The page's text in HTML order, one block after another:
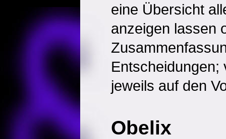
eine Übersicht
anzeigen lassen
Entscheidungen;
jeweils auf den
Obelix